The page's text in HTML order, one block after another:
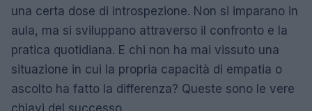
una certa dose di introspezione. Non si imparano in
aula, ma si sviluppano attraverso il confronto e la
pratica quotidiana. E chi non ha mai vissuto una
situazione in cui la propria capacità di empatia o
ascolto ha fatto la differenza? Queste sono le vere
chiavi del successo.